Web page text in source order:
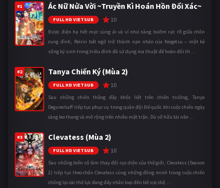
#1 Ác Nữ Nửa Vời ~Truyền Kì Hoán Hồn Đổi Xác~
FULL HD VIETSUB 10
Được điện hạ hết mực sủng ái và ví như nàng bướm rực rỡ giữa chốn
cung đình, Reirin bất ngờ trở thành nạn nhân của Keigetsu – một kẻ
sống ký sinh trong triều đình đã sử dụng ma thuật để hoán đổi th ...
#2 Tanya Chiến Ký (Mùa 2)
FULL HD VIETSUB 10
Sau những chiến thắng đầy khốc liệt trên chiến trường, Tanya
Degurechaff tiếp tục phục vụ trong quân đội Đế quốc khi cuộc chiến ngày
càng leo thang và mở rộng trên nhiều mặt trận. Dù sở hữu tài năn ...
#3 Clevatess (Mùa 2)
FULL HD VIETSUB 10
Sau những biến cố làm thay đổi cục diện của thế giới, Clevatess (Season
2) tiếp tục theo chân Clevatess cùng những đồng minh trong cuộc chiến
chống lại các thế lực đang đẩy nhân loại đến bờ vực diệ ...